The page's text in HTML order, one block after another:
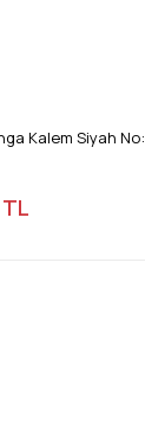
Kalem Siyah